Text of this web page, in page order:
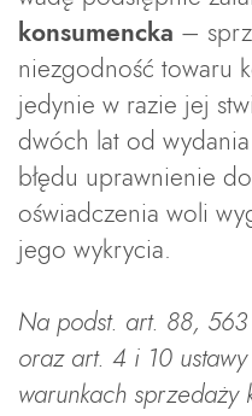
konsumencka –
niezgodność towaru
jedynie w razie jej
dwóch lat od
błędu uprawnienie
oświadczenia woli
jego wykrycia.
Na podst. art. 88,
oraz art. 4 i 10
warunkach sprzedaży